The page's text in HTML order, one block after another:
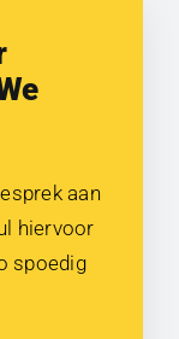
aan
hiervoor
spoedig